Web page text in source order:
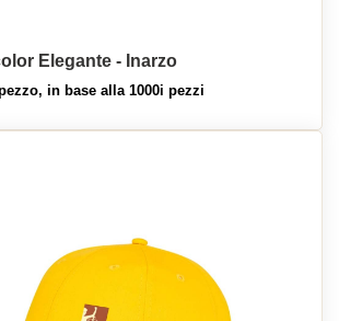
Elegante - Inarzo
in base alla 1000i pezzi